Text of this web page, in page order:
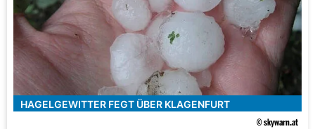
HAGELGEWITTER FEGT ÜBER KLAGENFURT
© skywarn.at